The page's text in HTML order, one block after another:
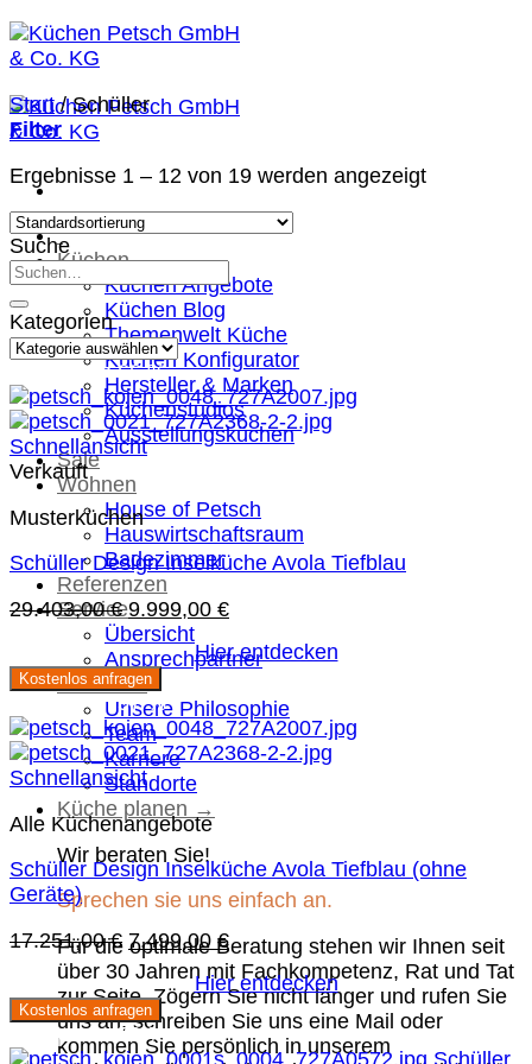
Zum
Inhalt
springen
Küchen
Küchen Angebote
Küchen Blog
Themenwelt Küche
Küchen Konfigurator
Hersteller & Marken
Küchenstudios
Ausstellungsküchen
Sale
Wohnen
House of Petsch
Hauswirtschaftsraum
Badezimmer
Referenzen
Service
Übersicht
Ansprechpartner
Über Uns
Unsere Philosophie
Team
Karriere
Standorte
Küche planen →
Wir beraten Sie!
Sprechen sie uns einfach an.
Für die optimale Beratung stehen wir Ihnen seit
über 30 Jahren mit Fachkompetenz, Rat und Tat
zur Seite. Zögern Sie nicht länger und rufen Sie
uns an, schreiben Sie uns eine Mail oder
kommen Sie persönlich in unserem
Start /Schüller
Filter
Ergebnisse 1 – 12 von 19 werden angezeigt
Suche
Kategorien
Kategorien
Sie sparen 66 %
Schnellansicht
Verkauft
Musterküchen
Schüller Design Inselküche Avola Tiefblau
29.403,00€ Ursprünglicher
Preis
war:
29.403,00 €
9.999,00 €Aktueller
ist:
Hier entdecken
Kostenlos anfragen
Sie sparen 57 %
Schnellansicht
Alle Küchenangebote
Schüller Design Inselküche Avola Tiefblau (ohne
Geräte)
17.251,00€ Ursprünglicher
Preis
war:
17.251,00 €
7.499,00 €Aktueller
Preis
ist:
7.499,00 €.
Hier entdecken
Kostenlos anfragen
Sie sparen 50 %